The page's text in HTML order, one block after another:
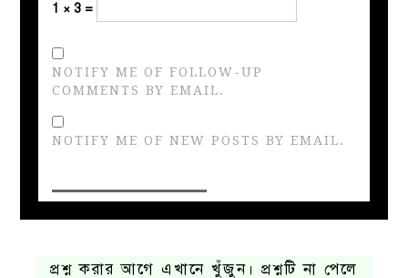
1 × 3 =
NOTIFY ME OF FOLLOW-UP
COMMENTS BY EMAIL.
NOTIFY ME OF NEW POSTS BY EMAIL.
প্রশ্ন করার আগে এখানে খুঁজুন। প্রশ্নটি না পেলে